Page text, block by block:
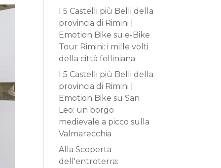
I 5 Castelli più Belli della
provincia di Rimini |
Emotion Bike su e-Bike
Tour Rimini: i mille volti
della città felliniana
I 5 Castelli più Belli della
provincia di Rimini |
Emotion Bike suSan
Leo: un borgo
medievale a picco sulla
Valmarecchia
Alla Scoperta
dell'entroterra: